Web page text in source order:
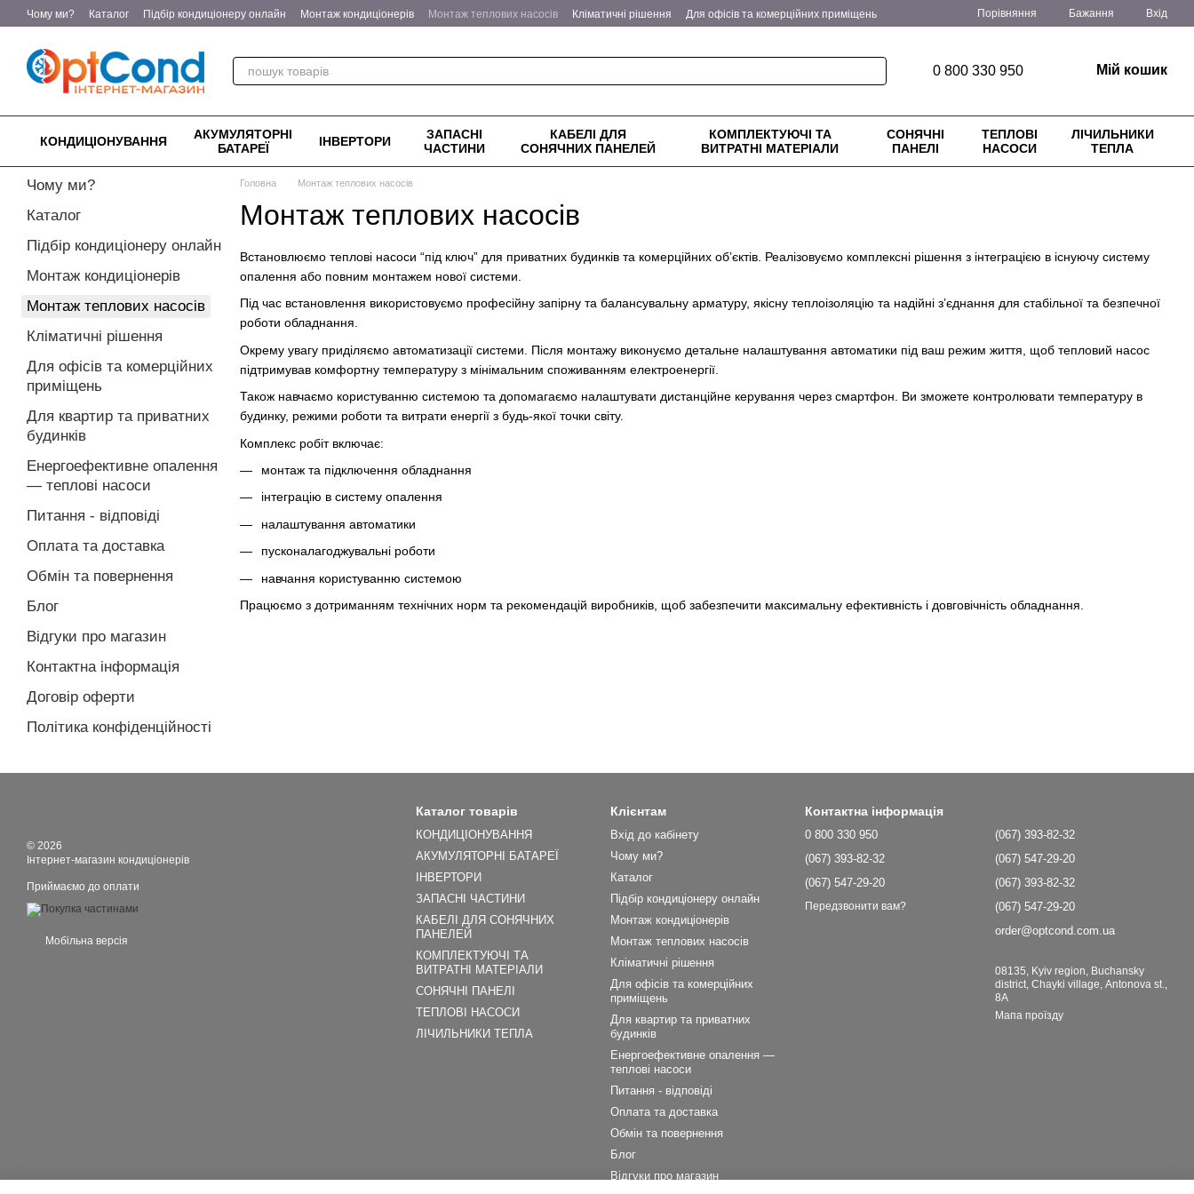
Перейти до основного контенту
Чому ми? Каталог Підбір кондиціонеру онлайн Монтаж кондиціонерів Монтаж теплових насосів Кліматичні рішення
Для офісів та комерційних приміщень
Відгуки про магазин
Порівняння Бажання Вхід
0 800 330 950 Мій кошик
КОНДИЦІОНУВАННЯ
АКУМУЛЯТОРНІ
БАТАРЕЇ
ІНВЕРТОРИ
ЗАПАСНІ
ЧАСТИНИ
КАБЕЛІ ДЛЯ
СОНЯЧНИХ ПАНЕЛЕЙ
КОМПЛЕКТУЮЧІ ТА
ВИТРАТНІ МАТЕРІАЛИ
СОНЯЧНІ
ПАНЕЛІ
ТЕПЛОВІ
НАСОСИ
ЛІЧИЛЬНИКИ
ТЕПЛА
Головна Монтаж теплових насосів
Монтаж теплових насосів
Встановлюємо теплові насоси “під ключ” для приватних будинків та комерційних об’єктів. Реалізовуємо комплексні рішення з інтеграцією в існуючу систему
опалення або повним монтажем нової системи.
Під час встановлення використовуємо професійну запірну та балансувальну арматуру, якісну теплоізоляцію та надійні з’єднання для стабільної та безпечної
роботи обладнання.
Окрему увагу приділяємо автоматизації системи. Після монтажу виконуємо детальне налаштування автоматики під ваш режим життя, щоб тепловий насос
підтримував комфортну температуру з мінімальним споживанням електроенергії.
Також навчаємо користуванню системою та допомагаємо налаштувати дистанційне керування через смартфон. Ви зможете контролювати температуру в
будинку, режими роботи та витрати енергії з будь-якої точки світу.
Комплекс робіт включає:
монтаж та підключення обладнання
інтеграцію в систему опалення
налаштування автоматики
пусконалагоджувальні роботи
навчання користуванню системою
Працюємо з дотриманням технічних норм та рекомендацій виробників, щоб забезпечити максимальну ефективність і довговічність обладнання.
Чому ми?
Каталог
Підбір кондиціонеру онлайн
Монтаж кондиціонерів
Монтаж теплових насосів
Кліматичні рішення
Для офісів та комерційних
приміщень
Для квартир та приватних
будинків
Енергоефективне опалення
— теплові насоси
Питання - відповіді
Оплата та доставка
Обмін та повернення
Блог
Відгуки про магазин
Контактна інформація
Договір оферти
Політика конфіденційності
© 2026
Інтернет-магазин кондиціонерів
Приймаємо до оплати
Мобільна версія
Каталог товарів
КОНДИЦІОНУВАННЯ
АКУМУЛЯТОРНІ БАТАРЕЇ
ІНВЕРТОРИ
ЗАПАСНІ ЧАСТИНИ
КАБЕЛІ ДЛЯ СОНЯЧНИХ
ПАНЕЛЕЙ
КОМПЛЕКТУЮЧІ ТА
ВИТРАТНІ МАТЕРІАЛИ
СОНЯЧНІ ПАНЕЛІ
ТЕПЛОВІ НАСОСИ
ЛІЧИЛЬНИКИ ТЕПЛА
Клієнтам
Вхід до кабінету
Чому ми?
Каталог
Підбір кондиціонеру онлайн
Монтаж кондиціонерів
Монтаж теплових насосів
Кліматичні рішення
Для офісів та комерційних
приміщень
Для квартир та приватних
будинків
Енергоефективне опалення —
теплові насоси
Питання - відповіді
Оплата та доставка
Обмін та повернення
Блог
Відгуки про магазин
Контактна інформація
0 800 330 950
(067) 393-82-32
(067) 547-29-20
Передзвонити вам?
(067) 393-82-32
(067) 547-29-20
(067) 393-82-32
(067) 547-29-20
order@optcond.com.ua
08135, Kyiv region, Buchansky
district, Chayki village, Antonova st.,
8A
Мапа проїзду